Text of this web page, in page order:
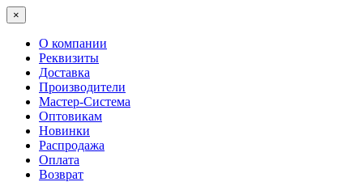
×
О компании
Реквизиты
Доставка
Производители
Мастер-Система
Оптовикам
Новинки
Распродажа
Оплата
Возврат